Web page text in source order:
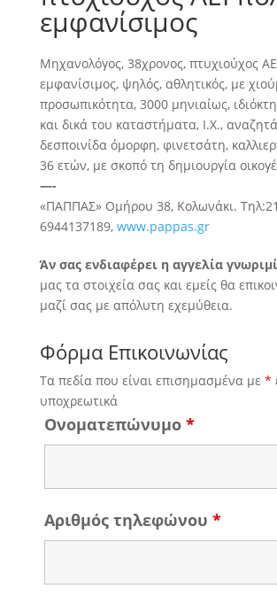
εμφανίσιμος
Μηχανολόγος, 38χρονος, πτυχιούχος
εμφανίσιμος, ψηλός, αθλητικός, με
προσωπικότητα, 3000 μηνιαίως,
και δικά του καταστήματα, Ι.Χ., αναζητά
δεσποινίδα όμορφη, φινετσάτη,
36 ετών, με σκοπό τη δημιουργία
—-
«ΠΑΠΠΑΣ» Ομήρου 38, Κολωνάκι.
6944137189, www.pappas.gr
Άν σας ενδιαφέρει η αγγελία
μας τα στοιχεία σας και εμείς θα
μαζί σας με απόλυτη εχεμύθεια.
Φόρμα Επικοινωνίας
Τα πεδία που είναι επισημασμένα με *
υποχρεωτικά
Ονοματεπώνυμο *
Αριθμός τηλεφώνου *